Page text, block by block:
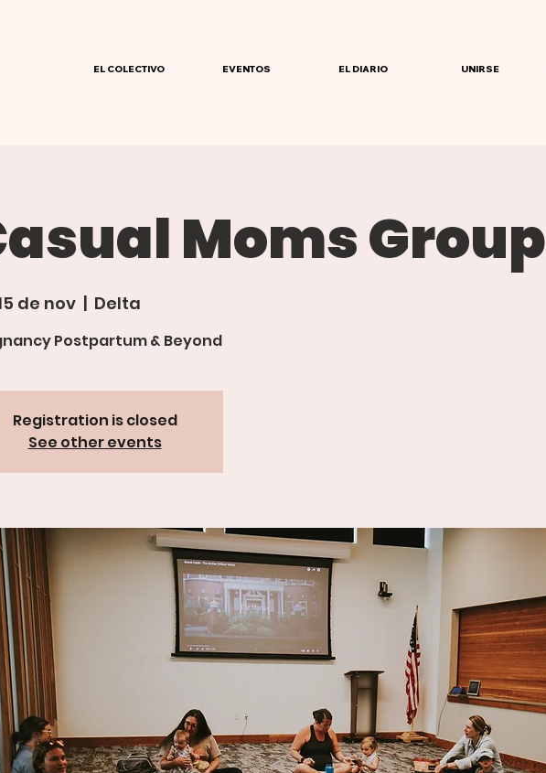
EL COLECTIVO EVENTOS EL DIARIO UNIRSE
Moms Group
de nov
  |
Delta
Postpartum & Beyond
Registration is closed
See other events